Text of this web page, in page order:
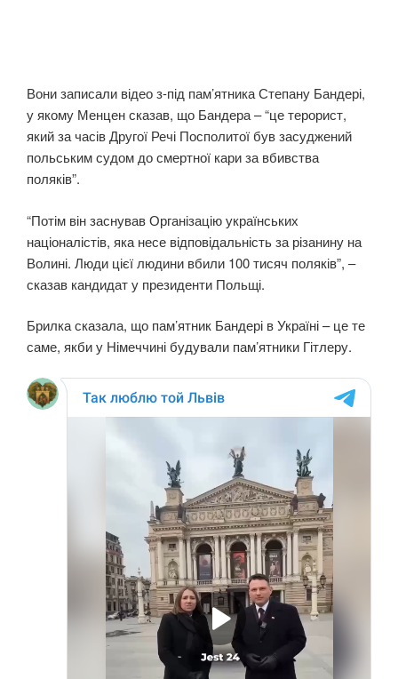
Вони записали відео з-під пам’ятника Степану Бандері,
у якому Менцен сказав, що Бандера – “це терорист,
який за часів Другої Речі Посполитої був засуджений
польським судом до смертної кари за вбивства
поляків”.
“Потім він заснував Організацію українських
націоналістів, яка несе відповідальність за різанину на
Волині. Люди цієї людини вбили 100 тисяч поляків”, –
сказав кандидат у президенти Польщі.
Брилка сказала, що пам’ятник Бандері в Україні – це те
саме, якби у Німеччині будували пам’ятники Гітлеру.